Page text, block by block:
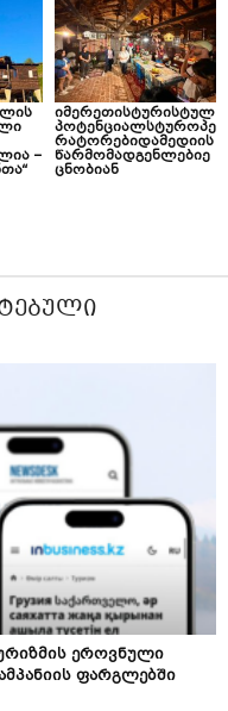
–
იმერეთისტურისტულ
პოტენციალსტუროპე
რატორებიდამედიის
წარმომადგენლებიე
ცნობიან
ეროვნული
ფარგლებში